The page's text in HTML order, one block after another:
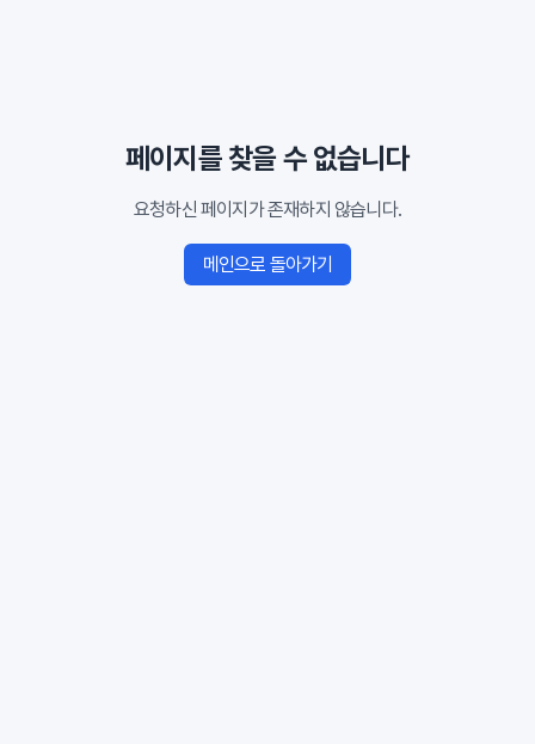
페이지를 찾을 수 없습니다
요청하신 페이지가 존재하지 않습니다.
메인으로 돌아가기